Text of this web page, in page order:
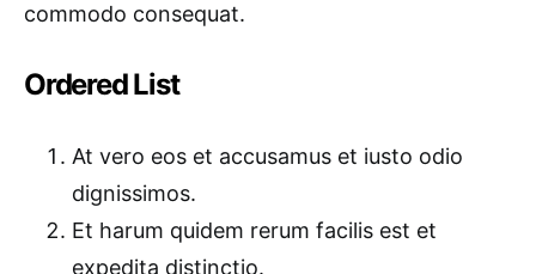
commodo consequat.
Ordered List
At vero eos et accusamus et iusto odio
dignissimos.
Et harum quidem rerum facilis est et
expedita distinctio.